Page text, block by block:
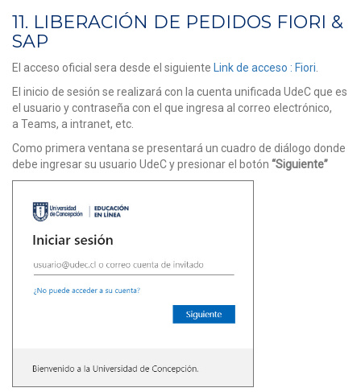
11. LIBERACIÓN DE PEDIDOS FIORI &
SAP
El acceso oficial sera desde el siguiente Link de acceso : Fiori
El inicio de sesión se realizará con la cuenta unificada UdeC que es
el usuario y contraseña con el que ingresa al correo electrónico,
a Teams, a intranet, etc.
Como primera ventana se presentará un cuadro de diálogo donde
debe ingresar su usuario UdeC y presionar el botón “Siguiente”